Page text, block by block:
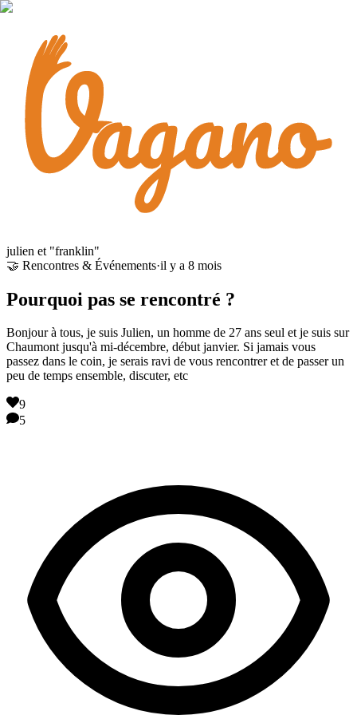
julien et "franklin"
🤝 Rencontres & Événements·il y a 8 mois
Pourquoi pas se rencontré ?
Bonjour à tous, je suis Julien, un homme de 27 ans seul et je suis sur
Chaumont jusqu'à mi-décembre, début janvier. Si jamais vous
passez dans le coin, je serais ravi de vous rencontrer et de passer un
peu de temps ensemble, discuter, etc
9
5